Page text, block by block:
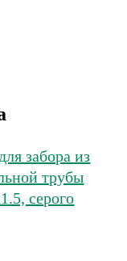
забора из
трубы
серого